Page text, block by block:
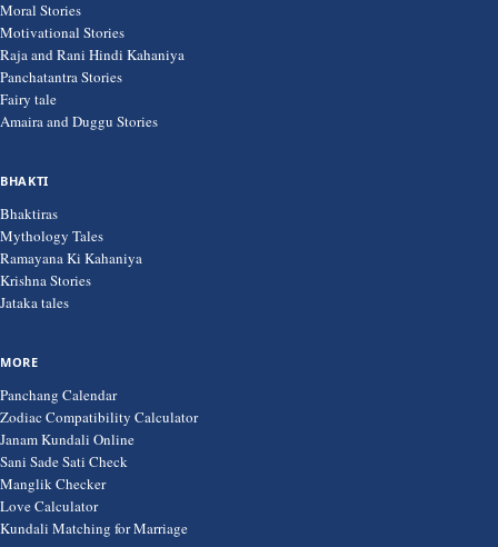
Moral Stories
Motivational Stories
Raja and Rani Hindi Kahaniya
Panchatantra Stories
Fairy tale
Amaira and Duggu Stories
BHAKTI
Bhaktiras
Mythology Tales
Ramayana Ki Kahaniya
Krishna Stories
Jataka tales
MORE
Panchang Calendar
Zodiac Compatibility Calculator
Janam Kundali Online
Sani Sade Sati Check
Manglik Checker
Love Calculator
Kundali Matching for Marriage